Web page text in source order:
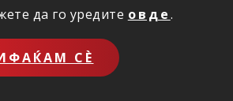
да го уредите овде.
СЀ